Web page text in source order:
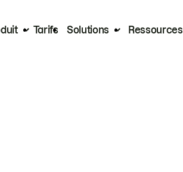
Tarifs Solutions Ressources